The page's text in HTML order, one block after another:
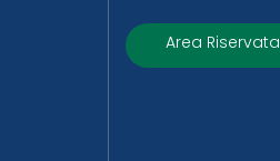
Area Riservata